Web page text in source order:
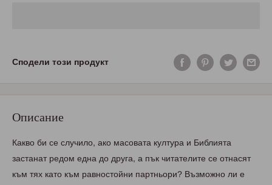
Сподели този продукт
Описание
Какво би се случило, ако масовата култура и Библията
застанат редом една до друга, а пък читателите се отнасят
към тях като към равностойни партньори? Възможно ли е